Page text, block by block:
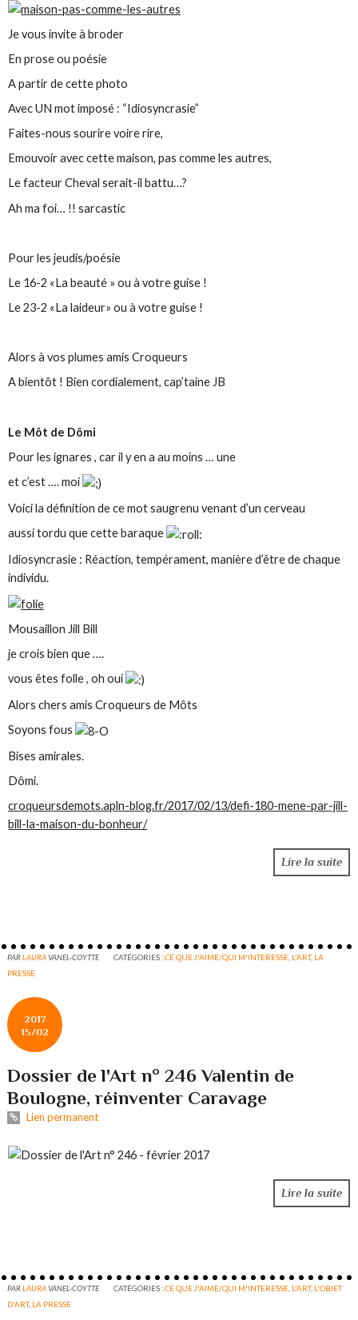
Je vous invite à broder
En prose ou poésie
A partir de cette photo
Avec UN mot imposé : “Idiosyncrasie”
Faites-nous sourire voire rire,
Emouvoir avec cette maison, pas comme les autres,
Le facteur Cheval serait-il battu…?
Ah ma foi… !! sarcastic
Pour les jeudis/poésie
Le 16-2 «La beauté » ou à votre guise !
Le 23-2 «La laideur» ou à votre guise !
Alors à vos plumes amis Croqueurs
A bientôt ! Bien cordialement, cap’taine JB
Le Môt de Dômi
Pour les ignares , car il y en a au moins … une
et c’est …. moi
Voici la définition de ce mot saugrenu venant d’un cerveau
aussi tordu que cette baraque
Idiosyncrasie : Réaction, tempérament, manière d’être de chaque
individu.
Mousaillon Jill Bill
je crois bien que ….
vous êtes folle , oh oui
Alors chers amis Croqueurs de Môts
Soyons fous
Bises amirales.
Dômi.
croqueursdemots.apln-blog.fr/2017/02/13/defi-180-mene-par-jill-
bill-la-maison-du-bonheur/
Lire la suite
PARLAURAVANEL-COYTTE CATÉGORIES :CE QUE J'AIME/QUI M'INTERESSE L'ART, LA
PRESSE
2017
15/02
Dossier de l'Art n° 246 Valentin de
Boulogne, réinventer Caravage
Lien permanent
Lire la suite
PARLAURAVANEL-COYTTE CATÉGORIES :CE QUE J'AIME/QUI M'INTERESSE L'ART, L'OBJET
D'ART, LA PRESSE